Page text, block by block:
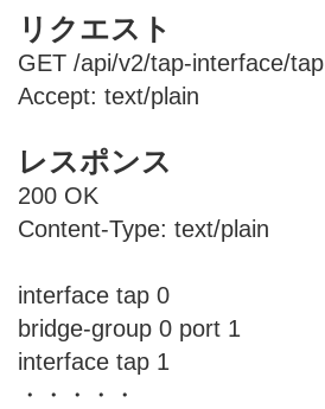
リクエスト
GET /api/v2/tap-interface/tap
Accept: text/plain
レスポンス
200 OK
Content-Type: text/plain
interface tap 0
bridge-group 0 port 1
interface tap 1
・・・・・